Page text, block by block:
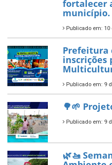
7 de
ÚLTIMAS NOTÍCIAS
Diamante
segundo
reafirma
Publicado em: 10
novos